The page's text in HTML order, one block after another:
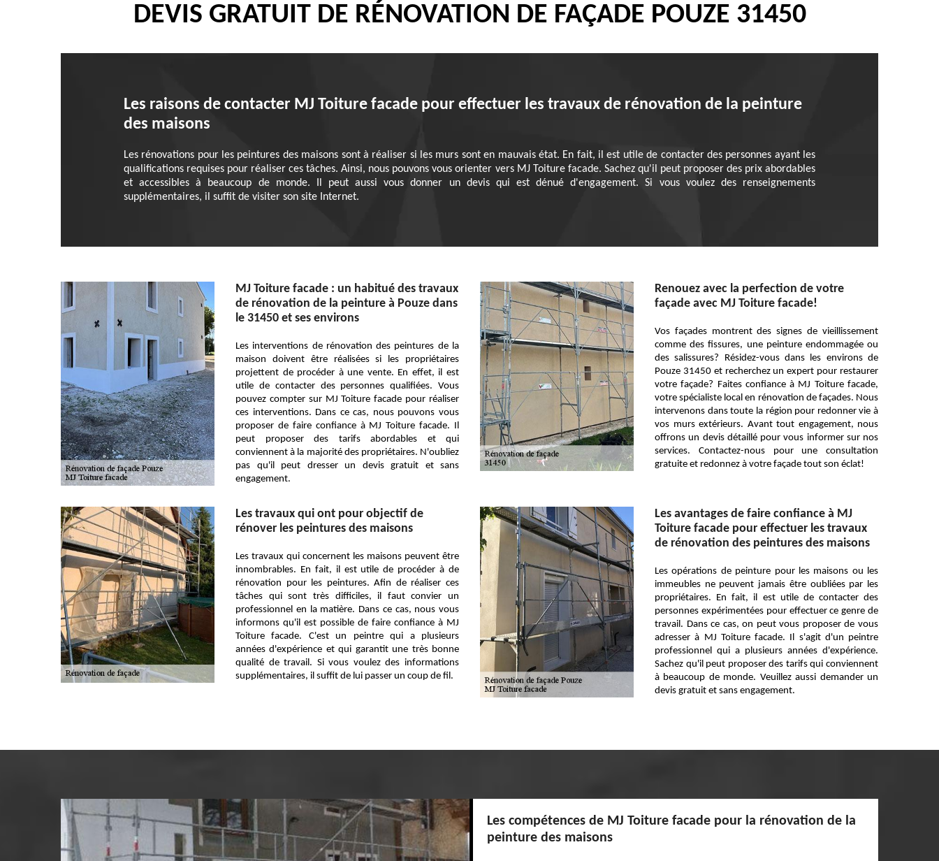
DEVIS GRATUIT DE RÉNOVATION DE FAÇADE POUZE 31450
Les raisons de contacter MJ Toiture facade pour effectuer les travaux de rénovation de la peinture
des maisons
Les rénovations pour les peintures des maisons sont à réaliser si les murs sont en mauvais état. En fait, il est utile de contacter des personnes ayant les
qualifications requises pour réaliser ces tâches. Ainsi, nous pouvons vous orienter vers MJ Toiture facade. Sachez qu'il peut proposer des prix abordables
et accessibles à beaucoup de monde. Il peut aussi vous donner un devis qui est dénué d'engagement. Si vous voulez des renseignements
supplémentaires, il suffit de visiter son site Internet.
MJ Toiture facade : un habitué des travaux
de rénovation de la peinture à Pouze dans
le 31450 et ses environs
Les interventions de rénovation des peintures de la
maison doivent être réalisées si les propriétaires
projettent de procéder à une vente. En effet, il est
utile de contacter des personnes qualifiées. Vous
pouvez compter sur MJ Toiture facade pour réaliser
ces interventions. Dans ce cas, nous pouvons vous
proposer de faire confiance à MJ Toiture facade. Il
peut proposer des tarifs abordables et qui
conviennent à la majorité des propriétaires. N'oubliez
pas qu'il peut dresser un devis gratuit et sans
engagement.
Renouez avec la perfection de votre
façade avec MJ Toiture facade!
Vos façades montrent des signes de vieillissement
comme des fissures, une peinture endommagée ou
des salissures? Résidez-vous dans les environs de
Pouze 31450 et recherchez un expert pour restaurer
votre façade? Faites confiance à MJ Toiture facade,
votre spécialiste local en rénovation de façades. Nous
intervenons dans toute la région pour redonner vie à
vos murs extérieurs. Avant tout engagement, nous
offrons un devis détaillé pour vous informer sur nos
services. Contactez-nous pour une consultation
gratuite et redonnez à votre façade tout son éclat!
Les travaux qui ont pour objectif de
rénover les peintures des maisons
Les travaux qui concernent les maisons peuvent être
innombrables. En fait, il est utile de procéder à de
rénovation pour les peintures. Afin de réaliser ces
tâches qui sont très difficiles, il faut convier un
professionnel en la matière. Dans ce cas, nous vous
informons qu'il est possible de faire confiance à MJ
Toiture facade. C'est un peintre qui a plusieurs
années d'expérience et qui garantit une très bonne
qualité de travail. Si vous voulez des informations
supplémentaires, il suffit de lui passer un coup de fil.
Les avantages de faire confiance à MJ
Toiture facade pour effectuer les travaux
de rénovation des peintures des maisons
Les opérations de peinture pour les maisons ou les
immeubles ne peuvent jamais être oubliées par les
propriétaires. En fait, il est utile de contacter des
personnes expérimentées pour effectuer ce genre de
travail. Dans ce cas, on peut vous proposer de vous
adresser à MJ Toiture facade. Il s'agit d'un peintre
professionnel qui a plusieurs années d'expérience.
Sachez qu'il peut proposer des tarifs qui conviennent
à beaucoup de monde. Veuillez aussi demander un
devis gratuit et sans engagement.
Les compétences de MJ Toiture facade pour la rénovation de la
peinture des maisons